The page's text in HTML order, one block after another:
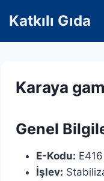
content
Katkılı Gıda
Karaya gam
Genel
E-Kodu: E416
İşlev: